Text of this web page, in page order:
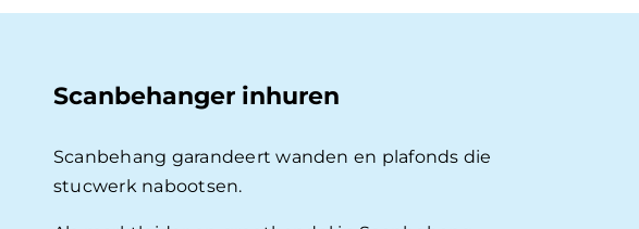
Scanbehanger inhuren
Scanbehang garandeert wanden en plafonds die
stucwerk nabootsen.